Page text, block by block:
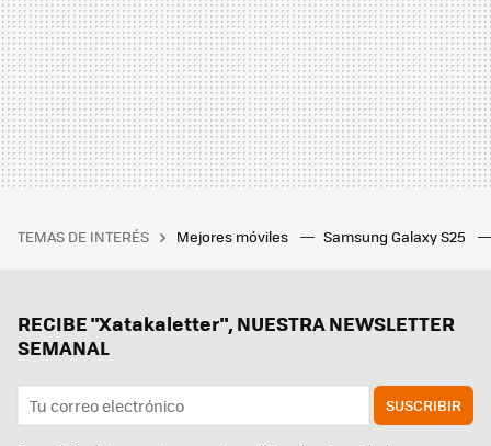
TEMAS DE INTERÉS Mejores móviles Samsung Galaxy S25
RECIBE "Xatakaletter", NUESTRA NEWSLETTER
SEMANAL
SUSCRIBIR